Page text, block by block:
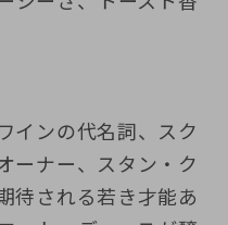
インの代名詞、スク
ーナー、スタン・ク
待される若き才能あ